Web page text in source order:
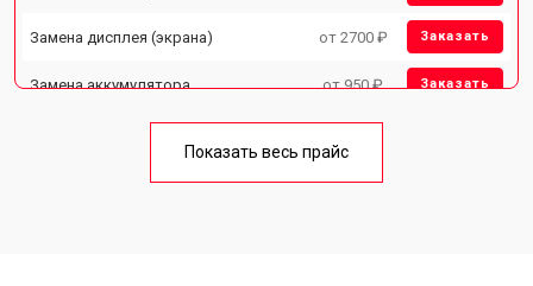
Замена дисплея (экрана) от 2700 ₽ Заказать
Замена аккумулятора от 950 ₽ Заказать
Ремонт цепи питания от 3200 ₽
Показать весь прайс